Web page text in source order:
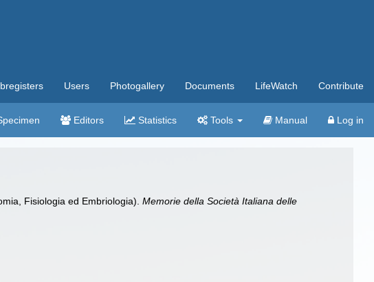
Users Photogallery Documents LifeWatch Contribute
Editors Statistics Tools Manual Log in
Fisiologia ed Embriologia).Memorie della Società Italiana delle